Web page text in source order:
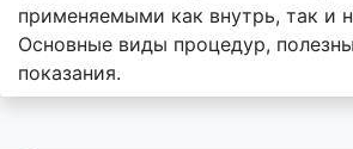
применяемыми как внутрь, так и
Основные виды процедур,
показания.